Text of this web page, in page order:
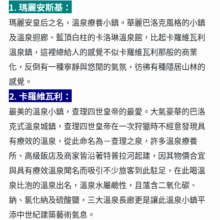
1. 瑪麗安斯基：
瑪麗安皇后之名，溫泉療養小鎮。華麗巴洛克風格的小鎮
及溫泉迴廊、藍頂白柱的卡洛琳溫泉館，比起卡羅維瓦利
溫泉鎮，這裡總給人的感覺不似卡羅維瓦利那般的商業
化，反倒有一種寧靜與悠閒的氣氛，彷彿有種隱居山林的
感覺。
2. 卡羅維瓦利：
最美的溫泉小鎮，查理四世皇帝的最愛。大氣豪華的巴洛
克式溫泉城鎮，查理四世皇帝在一次狩獵時不經意發現具
有療效的溫泉，從此命名為－查理之泉，許多溫泉療養
所、高級飯店及商家皆沿著特普拉河起建，因其物價合宜
與具有療效溫泉聞名而吸引不少旅客到此駐足，在此喝溫
泉比泡的溫泉出名，溫泉水屬鹼性，且薀含二氧化碳、
鈉、氯化納及硫酸鹽，三大溫泉長廊更是讓此溫泉小鎮平
添中世紀建築藝術氣息。